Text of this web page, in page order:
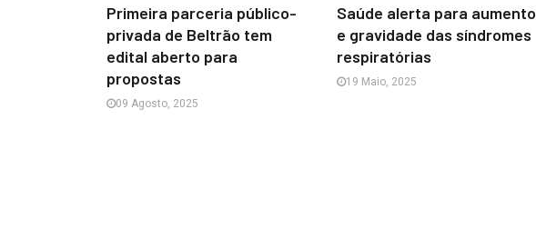
Primeira parceria público-
privada de Beltrão tem
edital aberto para
propostas
09 Agosto, 2025
Saúde alerta para aumento
e gravidade das síndromes
respiratórias
19 Maio, 2025